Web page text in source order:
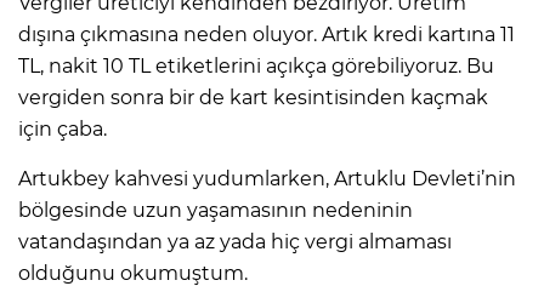
dışına çıkmasına neden oluyor. Artık kredi kartına 11
TL, nakit 10 TL etiketlerini açıkça görebiliyoruz. Bu
vergiden sonra bir de kart kesintisinden kaçmak
için çaba.
Artukbey kahvesi yudumlarken, Artuklu Devleti’nin
bölgesinde uzun yaşamasının nedeninin
vatandaşından ya az yada hiç vergi almaması
olduğunu okumuştum.